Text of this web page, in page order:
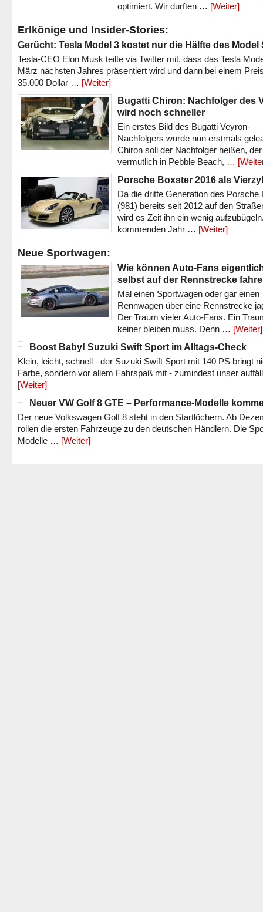
optimiert. Wir durften … [Weiter]
Erlkönige und Insider-Stories:
Gerücht: Tesla Model 3 kostet nur die Hälfte des Model
Tesla-CEO Elon Musk teilte via Twitter mit, dass das Tesla
März nächsten Jahres präsentiert wird und dann bei einem
35.000 Dollar … [Weiter]
Bugatti Chiron: Nachfolger des
wird noch schneller
Ein erstes Bild des Bugatti Veyron-
Nachfolgers wurde nun erstmals
Chiron soll der Nachfolger heißen, der
vermutlich in Pebble Beach, …
Porsche Boxster 2016 als
Da die dritte Generation des Porsche
(981) bereits seit 2012 auf den
wird es Zeit ihn ein wenig
kommenden Jahr … [Weiter]
Neue Sportwagen:
Wie können Auto-Fans
selbst auf der Rennstrecke
Mal einen Sportwagen oder gar einen
Rennwagen über eine Rennstrecke
Der Traum vieler Auto-Fans. Ein
keiner bleiben muss. Denn … [Weiter]
Boost Baby! Suzuki Swift Sport im Alltags-Check
Klein, leicht, schnell - der Suzuki Swift Sport mit 140 PS bringt
Farbe, sondern vor allem Fahrspaß mit - zumindest unser
[Weiter]
Neuer VW Golf 8 GTE – Performance-Modelle
Der neue Volkswagen Golf 8 steht in den Startlöchern. Ab
rollen die ersten Fahrzeuge zu den deutschen Händlern. Die
Modelle … [Weiter]